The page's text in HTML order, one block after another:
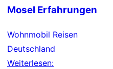
Mosel Erfahrungen
Wohnmobil Reisen
Deutschland
Weiterlesen: